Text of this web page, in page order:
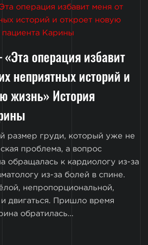
операция избавит
неприятных историй и
жизнь» История
размер груди, который уже не
проблема, а вопрос
обращалась к кардиологу из-за
из-за болей в спине.
непропорциональной,
двигаться. Пришло время
обратилась...